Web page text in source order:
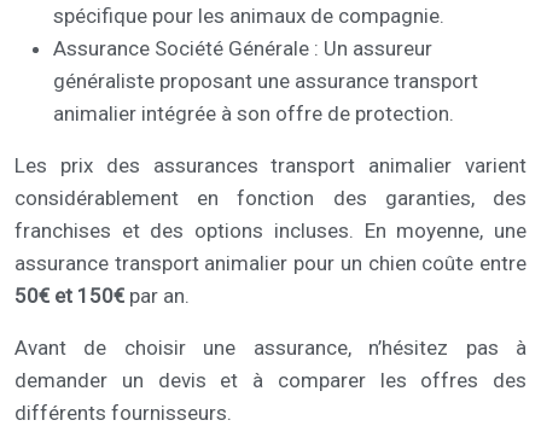
spécifique pour les animaux de compagnie.
Assurance Société Générale : Un assureur
généraliste proposant une assurance transport
animalier intégrée à son offre de protection.
Les prix des assurances transport animalier varient
considérablement en fonction des garanties, des
franchises et des options incluses. En moyenne, une
assurance transport animalier pour un chien coûte entre
50€ et 150€ par an.
Avant de choisir une assurance, n’hésitez pas à
demander un devis et à comparer les offres des
différents fournisseurs.